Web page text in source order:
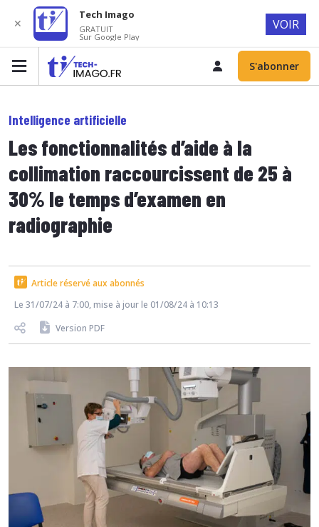
S'abonner
Intelligence artificielle
Les fonctionnalités d’aide à la
collimation raccourcissent de 25 à
30% le temps d’examen en
radiographie
Article réservé aux abonnés
Le 31/07/24 à 7:00, mise à jour le 01/08/24 à 10:13
Version PDF
✕
Tech Imago
GRATUIT
Sur Google Play
VOIR